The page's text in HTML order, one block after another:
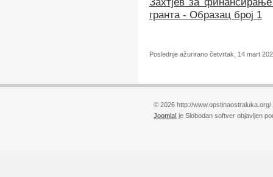
гранта - Образац број 1
Poslednje ažurirano četvrtak, 14 mart
© 2026 http://
Joomla! je Slobodan softver objavljen